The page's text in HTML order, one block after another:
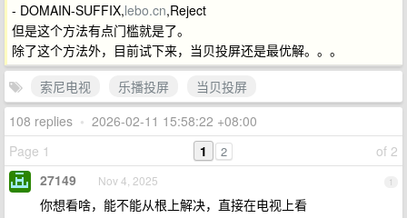
- DOMAIN-SUFFIX,lebo.cn,Reject
但是这个方法有点门槛就是了。
除了这个方法外，目前试下来，当贝投屏还是最优解。。。
索尼电视
乐播投屏
当贝投屏
108 replies • 2026-02-11 15:58:22 +08:00
Page 1
of 2
1 2
1
27149 Nov 4, 2025
你想看啥，能不能从根上解决，直接在电视上看